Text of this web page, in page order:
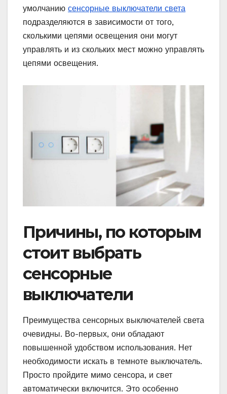
умолчанию сенсорные выключатели света
подразделяются в зависимости от того,
сколькими цепями освещения они могут
управлять и из скольких мест можно управлять
цепями освещения.
Причины, по которым
стоит выбрать
сенсорные
выключатели
Преимущества сенсорных выключателей света
очевидны. Во-первых, они обладают
повышенной удобством использования. Нет
необходимости искать в темноте выключатель.
Просто пройдите мимо сенсора, и свет
автоматически включится. Это особенно